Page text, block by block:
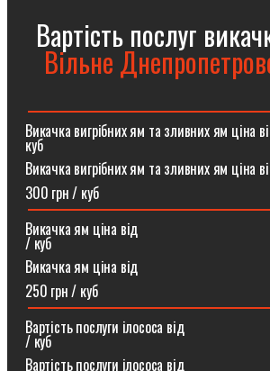
Вартість послуг
Вільне
Викачка вигрібних ям та зливних ям
куб
Викачка вигрібних ям та зливних ям ціна
300 грн / куб
Викачка ям ціна від
/ куб
Викачка ям ціна від
250 грн / куб
Вартість послуги ілососа від
/ куб
Вартість послуги ілососа від